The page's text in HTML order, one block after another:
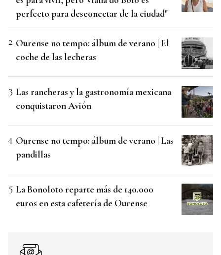
perfecto para desconectar de la ciudad"
Ourense no tempo: álbum de verano | El
coche de las lecheras
Las rancheras y la gastronomía mexicana
conquistaron Avión
Ourense no tempo: álbum de verano | Las
pandillas
La Bonoloto reparte más de 140.000
euros en esta cafetería de Ourense